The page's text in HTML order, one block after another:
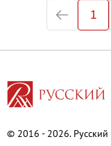
1
© 2016 - 2026. Русский